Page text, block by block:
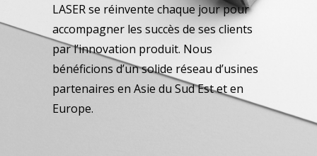
LASER se réinvente chaque jour pour
accompagner les succès de ses clients
par l’innovation produit. Nous
bénéficions d’un solide réseau d’usines
partenaires en Asie du Sud Est et en
Europe.